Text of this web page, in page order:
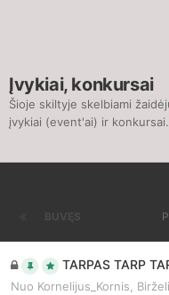
Įvykiai, konkursai
Šioje skiltyje skelbiami
įvykiai (event'ai) ir konkursai.
TARPAS TARP
Nuo Kornelijus_Kornis